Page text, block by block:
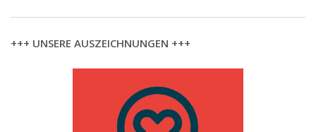
+++ UNSERE AUSZEICHNUNGEN +++